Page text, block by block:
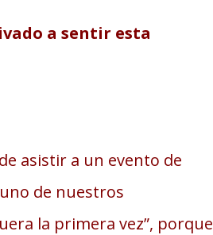
a sentir esta
asistir a un evento de
de nuestros
la primera vez”, porque